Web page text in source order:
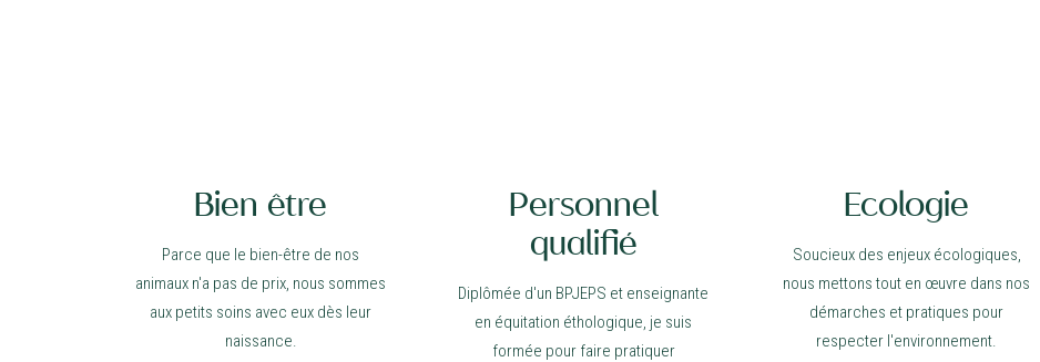
Bien être
Parce que le bien-être de nos
animaux n'a pas de prix, nous sommes
aux petits soins avec eux dès leur
naissance.
Personnel
qualifié
Diplômée d'un BPJEPS et enseignante
en équitation éthologique, je suis
formée pour faire pratiquer
Ecologie
Soucieux des enjeux écologiques,
nous mettons tout en œuvre dans nos
démarches et pratiques pour
respecter l'environnement.